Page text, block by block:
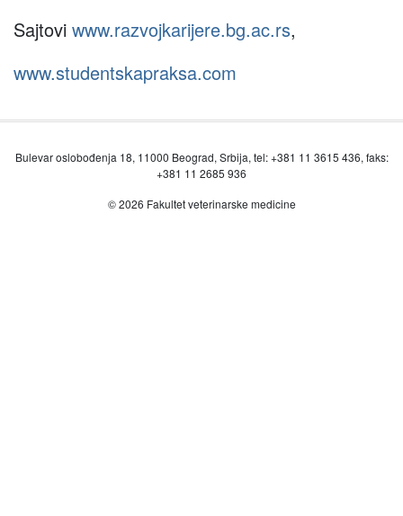
Sajtovi www.razvojkarijere.bg.ac.rs,
www.studentskapraksa.com
Bulevar oslobođenja 18, 11000 Beograd, Srbija, tel: +381 11 3615 436, faks:
+381 11 2685 936
© 2026 Fakultet veterinarske medicine